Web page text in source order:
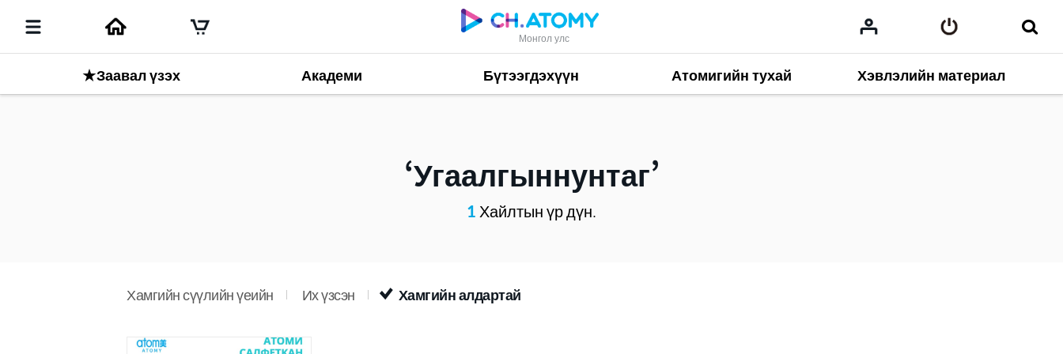
Монгол улс
★Заавал үзэх Академи Бүтээгдэхүүн Атомигийн тухай Хэвлэлийн материал
Угаалгыннунтаг
1Хайлтын үр дүн.
Хамгийн сүүлийн үеийн Их үзсэн Хамгийн алдартай